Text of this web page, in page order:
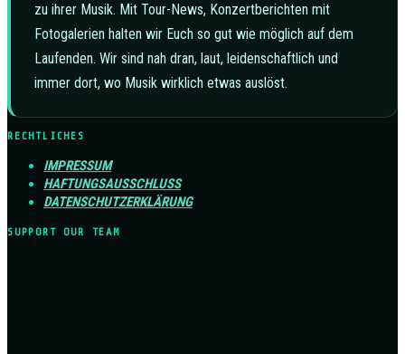
zu ihrer Musik. Mit Tour-News, Konzertberichten mit
Fotogalerien halten wir Euch so gut wie möglich auf dem
Laufenden. Wir sind nah dran, laut, leidenschaftlich und
immer dort, wo Musik wirklich etwas auslöst.
RECHTLICHES
IMPRESSUM
HAFTUNGSAUSSCHLUSS
DATENSCHUTZERKLÄRUNG
SUPPORT OUR TEAM